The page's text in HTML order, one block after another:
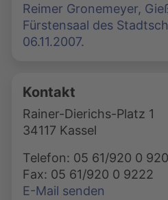
Reimer Gronemeyer,
Fürstensaal des
06.11.2007.
Kontakt
Rainer-Dierichs-Platz 1
34117 Kassel
Telefon: 05 61/920 0 920
Fax: 05 61/920 0 9222
E-Mail senden